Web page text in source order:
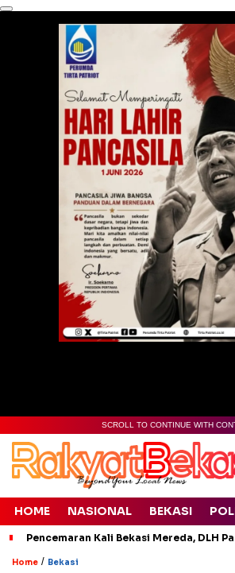
SCROLL TO CONTINUE WITH
HOME NASIONAL BEKASI
Pencemaran Kali Bekasi Mereda, DLH
Home / Bekasi